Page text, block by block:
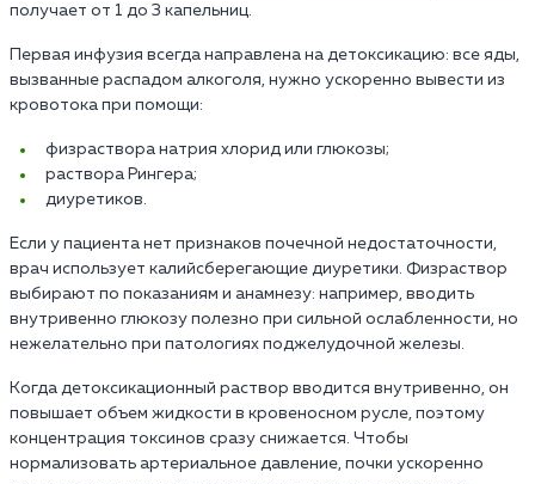
получает от 1 до 3 капельниц.
Первая инфузия всегда направлена на детоксикацию: все яды,
вызванные распадом алкоголя, нужно ускоренно вывести из
кровотока при помощи:
физраствора натрия хлорид или глюкозы;
раствора Рингера;
диуретиков.
Если у пациента нет признаков почечной недостаточности,
врач использует калийсберегающие диуретики. Физраствор
выбирают по показаниям и анамнезу: например, вводить
внутривенно глюкозу полезно при сильной ослабленности, но
нежелательно при патологиях поджелудочной железы.
Когда детоксикационный раствор вводится внутривенно, он
повышает объем жидкости в кровеносном русле, поэтому
концентрация токсинов сразу снижается. Чтобы
нормализовать артериальное давление, почки ускоренно